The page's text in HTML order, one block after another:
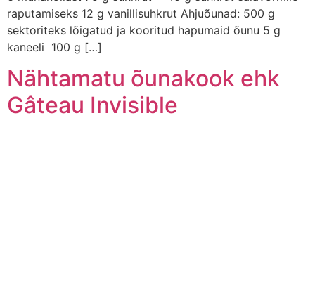
raputamiseks 12 g vanillisuhkrut Ahjuõunad: 500 g
sektoriteks lõigatud ja kooritud hapumaid õunu 5 g
kaneeli 100 g […]
Nähtamatu õunakook ehk
Gâteau Invisible